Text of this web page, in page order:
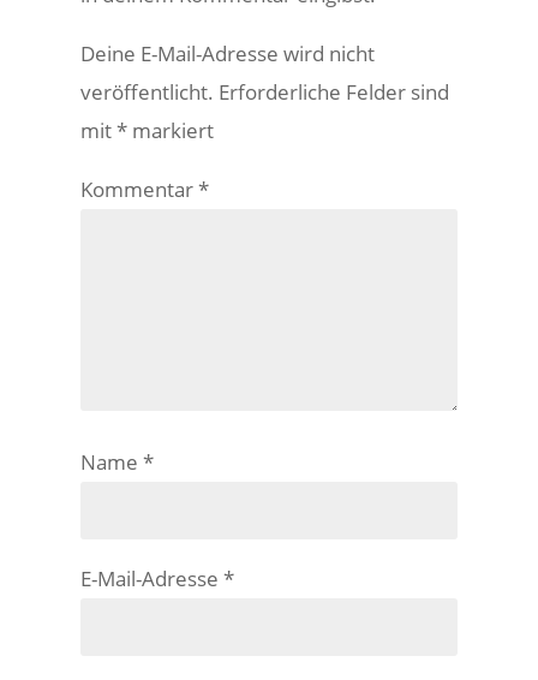
Deine E-Mail-Adresse wird nicht
veröffentlicht. Erforderliche Felder sind
mit* markiert
Kommentar*
Name*
E-Mail-Adresse*